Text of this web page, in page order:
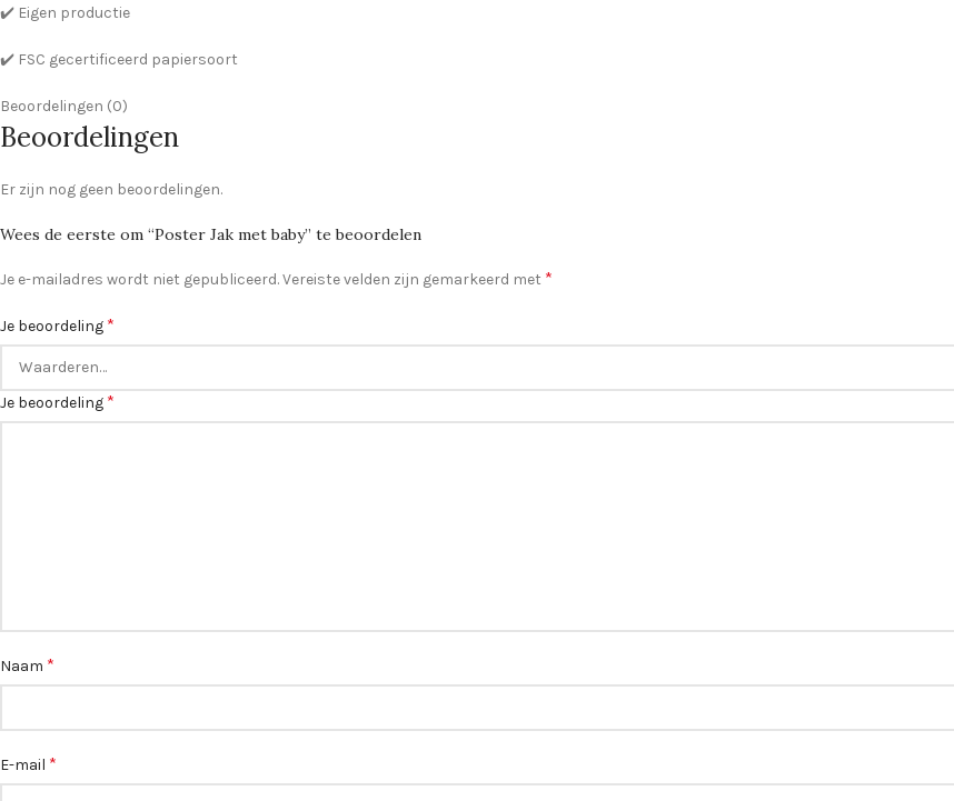
✔️ Eigen productie
✔️ FSC gecertificeerd papiersoort
Beoordelingen (0)
Beoordelingen
Er zijn nog geen beoordelingen.
Wees de eerste om “Poster Jak met baby” te beoordelen
Je e-mailadres wordt niet gepubliceerd.Vereiste velden zijn gemarkeerd met *
Je beoordeling *
Je beoordeling *
Naam *
E-mail *